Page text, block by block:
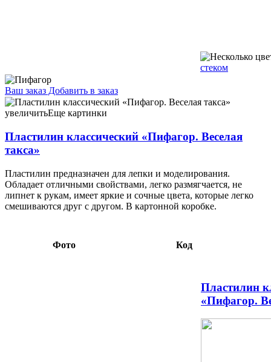
стеком
Ваш заказ Добавить в заказ
Пластилин классический «Пифагор. Веселая такса» 12 цветов,
180 г, со стекой 6,02 088668
увеличитьЕще картинки
Пластилин классический «Пифагор. Веселая
такса»
Пластилин предназначен для лепки и моделирования.
Обладает отличными свойствами, легко размягчается, не
липнет к рукам, имеет яркие и сочные цвета, которые легко
смешиваются друг с другом. В картонной коробке.
Фото Код
Пластилин
«Пифагор.